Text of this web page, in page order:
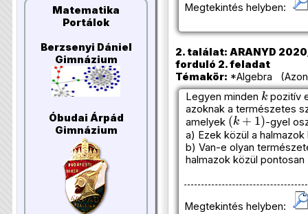
Matematika
Portálok
Berzsenyi Dániel
Gimnázium
Óbudai Árpád
Gimnázium
Megtekintés helyben:
2. találat: ARANYD
forduló 2. feladat
Témakör: *Algebra
Legyen minden
k
pozitív
azoknak a természetes
amelyek
(k+1)
-gyel
a) Ezek közül a
b) Van-e olyan
halmazok közül pontosan
Megtekintés helyben: